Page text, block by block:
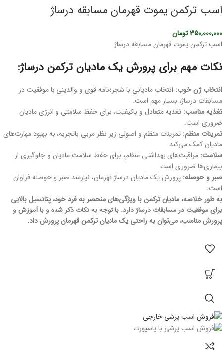
اسب ترکمن یموت قهرمان مسابقه درساژ
350,000,000تومان
اسب ترکمن یموت قهرمان مسابقه درساژ
نکات مهم برای پرورش یک مادیان ترکمن درساژ:
انتخاب ژن خوب: انتخاب مادیانی با شجره‌نامه قوی و والدینی با موفقیت در
مسابقات درساژ، بسیار مهم است.
تغذیه مناسب: تغذیه متعادل و باکیفیت، برای حفظ سلامتی و انرژی مادیان
ضروری است.
تمرینات منظم: تمرینات منظم و اصولی زیر نظر مربی باتجربه، به بهبود مهارت‌های
مادیان کمک می‌کند.
سلامت: مراقبت‌های بهداشتی منظم، برای حفظ سلامت مادیان و جلوگیری از
بیماری‌ها ضروری است.
صبر و حوصله: پرورش یک مادیان درساژ قهرمان، نیازمند صبر و حوصله فراوان
است.
به طور خلاصه، مادیان ترکمن با ویژگی‌های منحصر به فرد خود، پتانسیل بالایی
برای موفقیت در مسابقات درساژ دارد. با توجه به نکات ذکر شده و با آموزش و
پرورش مناسب، می‌توان به راحتی یک مادیان ترکمن قهرمان پرورش داد.